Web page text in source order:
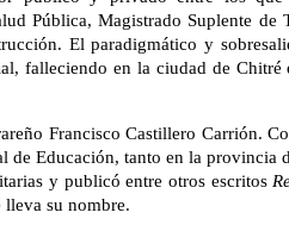
Pública, Magistrado Suplente de
El paradigmático y
falleciendo en la ciudad de Chitré
Francisco Castillero Carrión.
de Educación, tanto en la provincia
y publicó entre otros escritos
lleva su nombre.